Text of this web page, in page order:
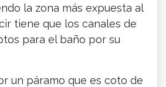
la zona más expuesta al
tiene que los canales de
para el baño por su
un páramo que es coto de